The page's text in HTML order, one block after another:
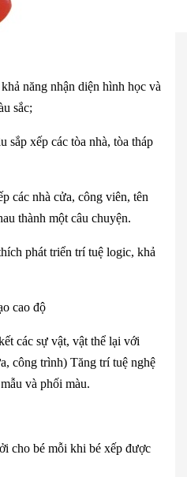
năng nhận diện hình học và
sắc;
xếp các tòa nhà, tòa tháp
các nhà cửa, công viên, tên
thành một câu chuyện.
phát triển trí tuệ logic, khả
cao độ
các sự vật, vật thể lại với
công trình) Tăng trí tuệ nghệ
và phối màu.
cho bé mỗi khi bé xếp được